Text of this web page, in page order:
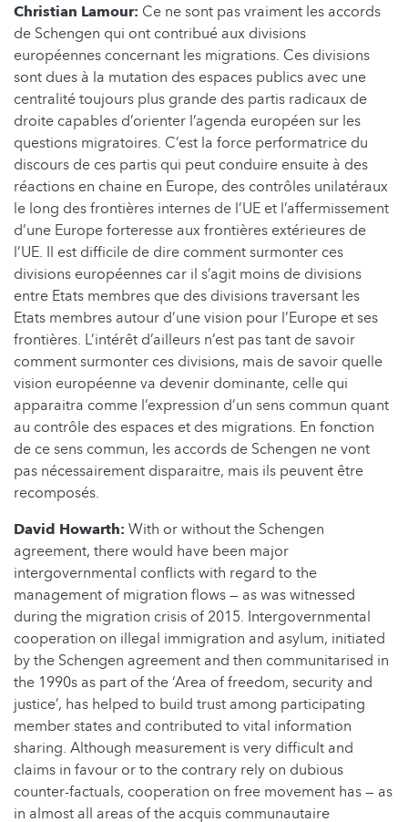
Christian Lamour: Ce ne sont pas vraiment les accords
de Schengen qui ont contribué aux divisions
européennes concernant les migrations. Ces divisions
sont dues à la mutation des espaces publics avec une
centralité toujours plus grande des partis radicaux de
droite capables d’orienter l’agenda européen sur les
questions migratoires. C’est la force performatrice du
discours de ces partis qui peut conduire ensuite à des
réactions en chaine en Europe, des contrôles unilatéraux
le long des frontières internes de l’UE et l’affermissement
d’une Europe forteresse aux frontières extérieures de
l’UE. Il est difficile de dire comment surmonter ces
divisions européennes car il s’agit moins de divisions
entre Etats membres que des divisions traversant les
Etats membres autour d’une vision pour l’Europe et ses
frontières. L’intérêt d’ailleurs n’est pas tant de savoir
comment surmonter ces divisions, mais de savoir quelle
vision européenne va devenir dominante, celle qui
apparaitra comme l’expression d’un sens commun quant
au contrôle des espaces et des migrations. En fonction
de ce sens commun, les accords de Schengen ne vont
pas nécessairement disparaitre, mais ils peuvent être
recomposés.
David Howarth: With or without the Schengen
agreement, there would have been major
intergovernmental conflicts with regard to the
management of migration flows — as was witnessed
during the migration crisis of 2015. Intergovernmental
cooperation on illegal immigration and asylum, initiated
by the Schengen agreement and then communitarised in
the 1990s as part of the ‘Area of freedom, security and
justice’, has helped to build trust among participating
member states and contributed to vital information
sharing. Although measurement is very difficult and
claims in favour or to the contrary rely on dubious
counter-factuals, cooperation on free movement has — as
in almost all areas of the acquis communautaire